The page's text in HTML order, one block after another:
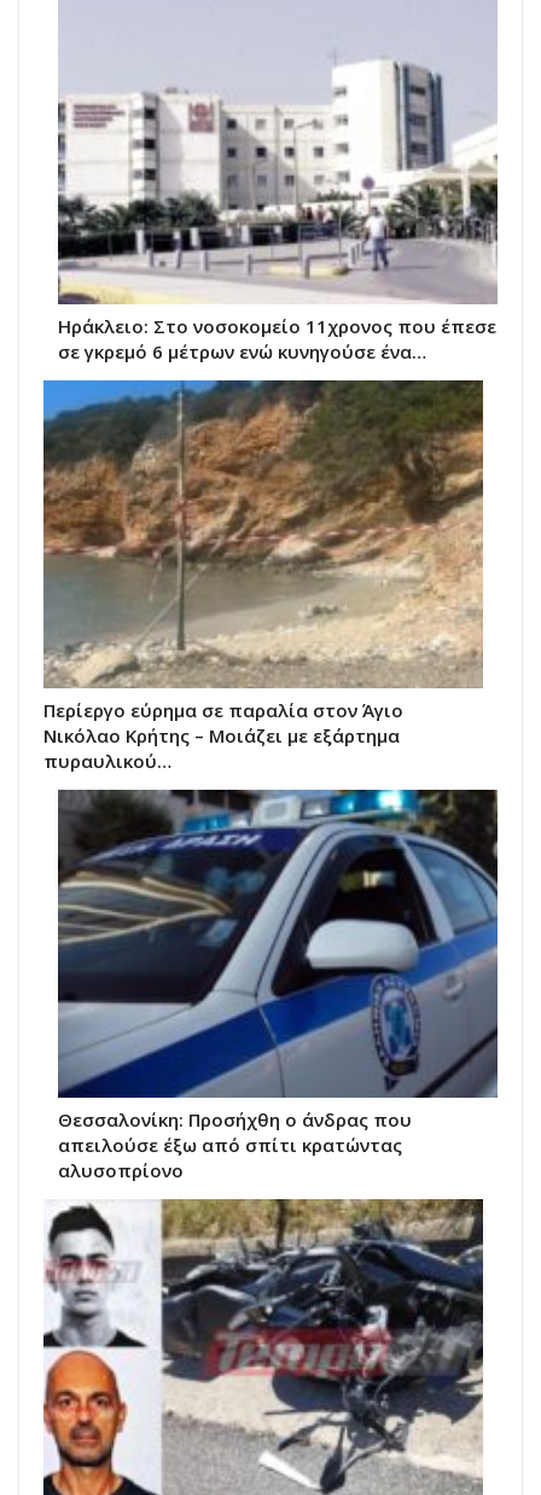
Ηράκλειο: Στο νοσοκομείο 11χρονος που έπεσε
σε γκρεμό 6 μέτρων ενώ κυνηγούσε ένα…
Περίεργο εύρημα σε παραλία στον Άγιο
Νικόλαο Κρήτης – Μοιάζει με εξάρτημα
πυραυλικού…
Θεσσαλονίκη: Προσήχθη ο άνδρας που
απειλούσε έξω από σπίτι κρατώντας
αλυσοπρίονο